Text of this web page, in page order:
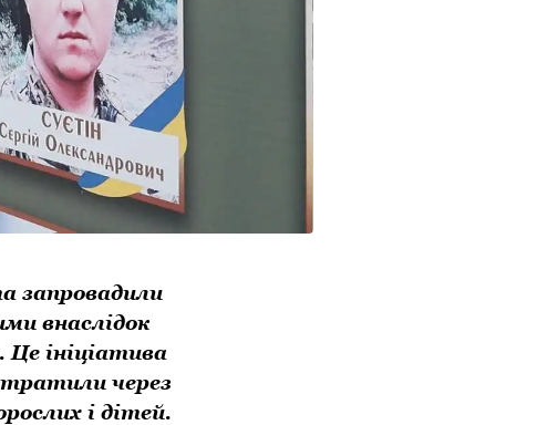
запровадили
внаслідок
Це ініціатива
через
і дітей.